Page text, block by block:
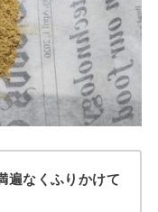
遍なくふりかけて